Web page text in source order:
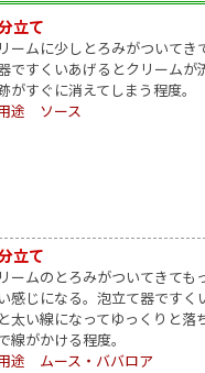
立て
ームに少しとろみがついてき
ですくいあげるとクリームが
がすぐに消えてしまう程度。
途 ソース
立て
ームのとろみがついてきても
感じになる。泡立て器ですく
太い線になってゆっくりと落
線がかける程度。
途 ムース・ババロア